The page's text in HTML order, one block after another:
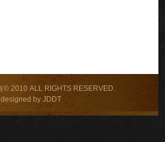
© 2010 ALL RIGHTS RESERVED.
designed by JDDT